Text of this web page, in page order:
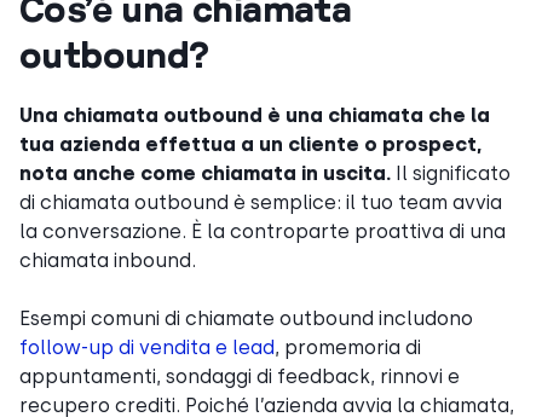
outbound?
Una chiamata outbound è una chiamata che la
tua azienda effettua a un cliente o prospect,
nota anche come chiamata in uscita. Il significato
di chiamata outbound è semplice: il tuo team avvia
la conversazione. È la controparte proattiva di una
chiamata inbound.
Esempi comuni di chiamate outbound includono
follow-up di vendita e lead, promemoria di
appuntamenti, sondaggi di feedback, rinnovi e
recupero crediti. Poiché l’azienda avvia la chiamata,